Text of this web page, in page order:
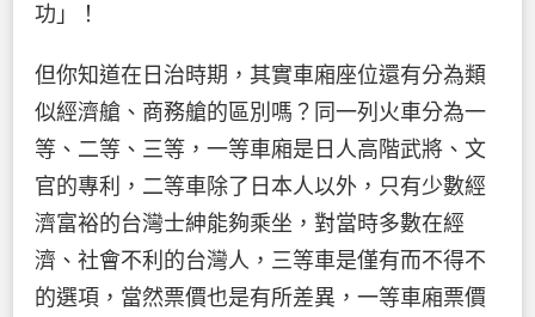
功」！
但你知道在日治時期，其實車廂座位還有分為類
似經濟艙、商務艙的區別嗎？同一列火車分為一
等、二等、三等，一等車廂是日人高階武將、文
官的專利，二等車除了日本人以外，只有少數經
濟富裕的台灣士紳能夠乘坐，對當時多數在經
濟、社會不利的台灣人，三等車是僅有而不得不
的選項，當然票價也是有所差異，一等車廂票價